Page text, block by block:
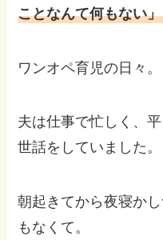
ことなんて何もない
ワンオペ育児の日々。
夫は仕事で忙しく、
世話をしていました。
朝起きてから夜寝か
もなくて。